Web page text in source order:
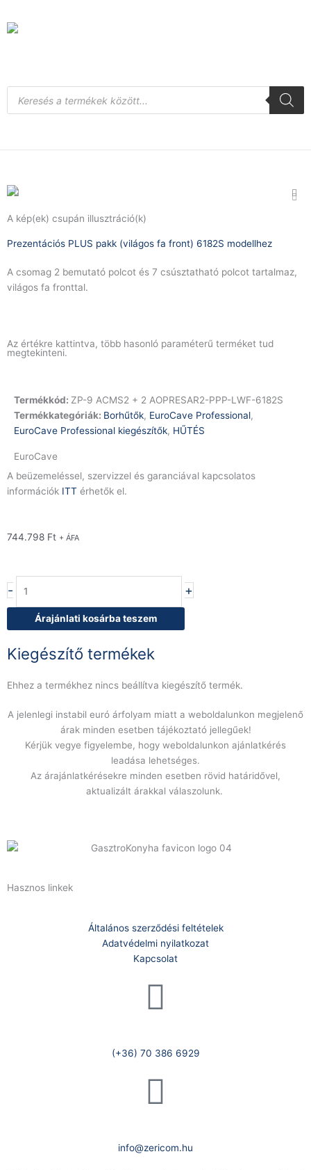
to
Products
search
A kép(ek) csupán illusztráció(k)
Prezentációs PLUS pakk (világos fa front) 6182S modellhez
A csomag 2 bemutató polcot és 7 csúsztatható polcot tartalmaz,
világos fa fronttal.
Az értékre kattintva, több hasonló paraméterű terméket tud
megtekinteni.
Termékkód: ZP-9 ACMS2 + 2 AOPRESAR2-PPP-LWF-6182S
Termékkategóriák: Borhűtők, EuroCave Professional,
EuroCave Professional kiegészítők, HŰTÉS
EuroCave
A beüzemeléssel, szervizzel és garanciával kapcsolatos
információk ITT érhetők el.
744.798 Ft + ÁFA
-
PLUS
(világos
front)
modellhez
+
Árajánlati kosárba teszem
Kiegészítő termékek
Ehhez a termékhez nincs beállítva kiegészítő termék.
A jelenlegi instabil euró árfolyam miatt a weboldalunkon megjelenő
árak minden esetben tájékoztató jellegűek!
Kérjük vegye figyelembe, hogy weboldalunkon ajánlatkérés
leadása lehetséges.
Az árajánlatkérésekre minden esetben rövid határidővel,
aktualizált árakkal válaszolunk.
Hasznos linkek
Általános szerződési feltételek
Adatvédelmi nyilatkozat
Kapcsolat
(+36) 70 386 6929
info@zericom.hu